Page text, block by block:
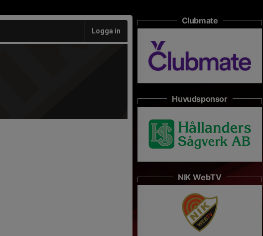
Logga in
Clubmate
Huvudsponsor
NIK WebTV